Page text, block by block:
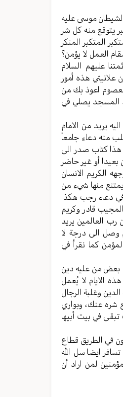
موسى عليه
يتوقع منه كل شر
المتكبر المنكر
العمل لا يؤمن؟
عليهم السلام
علانيتي هذه أمور
اعوذ بك من
المسجد يصلي في
يريد من الامام
منه دعاء جامعاً
هذا كتاب صدر الى
بعيدا أو غير حاضر
الكريم الانسان
منها شيء من
في دعاء رجب هكذا
قادر وكريم
رب العالمين يريد
وصل الى درجة لا
كما نقرأ في
بعض من عليه دين
الايام لا يُعمل
وغلبة الرجال
شره عنك، وبواري
تبقى في بيت أبيها
في الطريق قطاع
ايضا سل الله
لمن اراد أن